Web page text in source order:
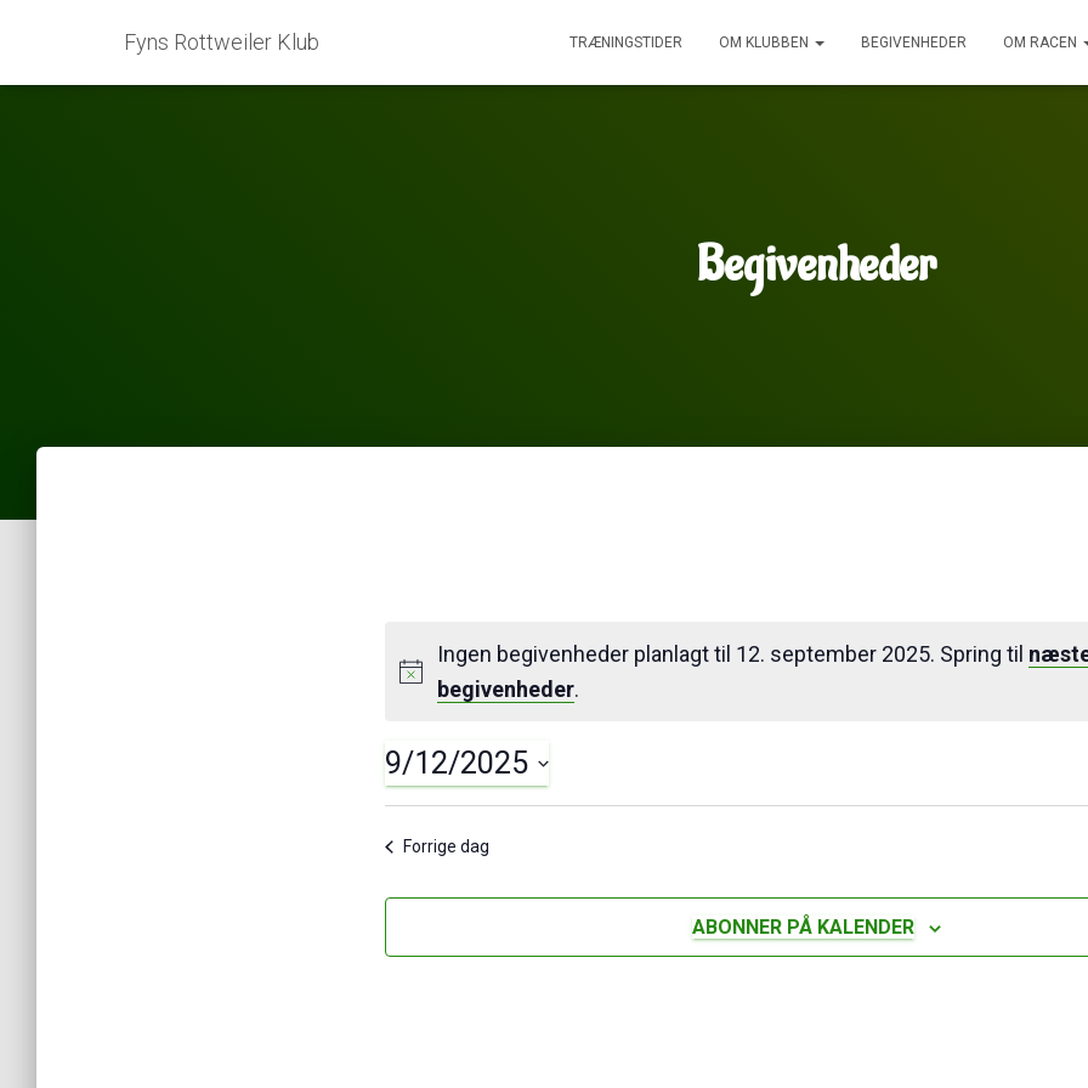
Fyns Rottweiler Klub TRÆNINGSTIDER OM KLUBBEN BEGIVENHEDER OM RACEN
Begivenheder
Ingen begivenheder planlagt til 12. september 2025. Spring til
begivenheder.
9/12/2025
V
æ
g
Forrige dag
ABONNER PÅ KALENDER